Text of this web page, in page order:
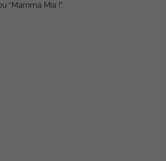
“Mamma Mia !”.